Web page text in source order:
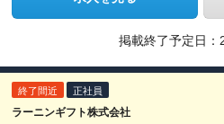
掲載終了予定日：
終了間近 正社員
ラーニンギフト株式会社